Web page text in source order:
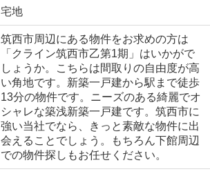
宅地
筑西市周辺にある物件をお求めの方は
「クライン筑西市乙第1期」はいかがで
しょうか。こちらは間取りの自由度が高
い角地です。新築一戸建から駅まで徒歩
13分の物件です。ニーズのある綺麗でオ
シャレな築浅新築一戸建です。筑西市に
強い当社でなら、きっと素敵な物件に出
会えることでしょう。もちろん下館周辺
での物件探しもお任せください。